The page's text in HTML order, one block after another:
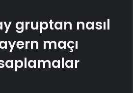
gruptan nasıl
maçı